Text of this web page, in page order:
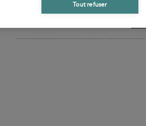
Tout refuser